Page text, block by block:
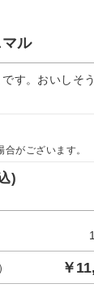
ル
す。おいしそ
がございます。
)
￥